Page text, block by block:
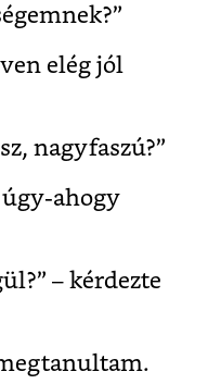
elég jól
nagyfaszú?”
ahogy
– kérdezte